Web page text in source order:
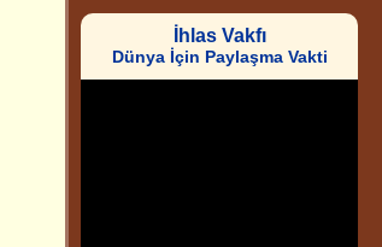
İhlas Vakfı
Dünya İçin Paylaşma Vakti